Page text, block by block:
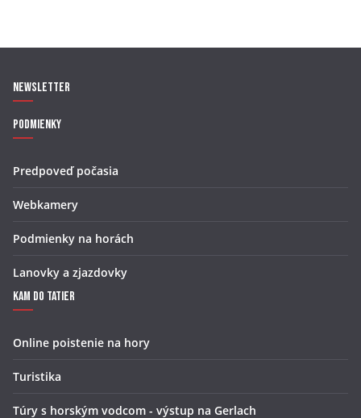
Newsletter
Podmienky
Predpoveď počasia
Webkamery
Podmienky na horách
Lanovky a zjazdovky
Kam do Tatier
Online poistenie na hory
Turistika
Túry s horským vodcom - výstup na Gerlach